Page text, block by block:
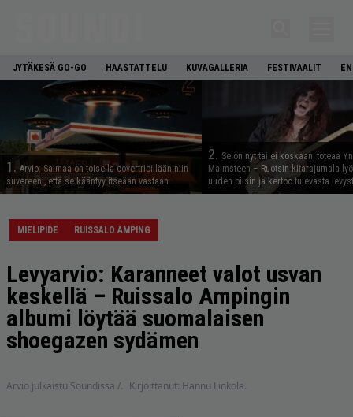
JYTÄKESÄ GO-GO HAASTATTELU KUVAGALLERIA FESTIVAALIT
1. Arvio: Saimaa on toisella covertripillään niin
suvereeni, että se kääntyy itseään vastaan
2. Se on nyt tai ei koskaan, toteaa
Malmsteen – Ruotsin kitarajumala
uuden biisin ja kertoo tulevasta
MIELIPIDE RUISSALO AMPING
Levyarvio: Karanneet valot usvan
keskellä – Ruissalo Ampingin
albumi löytää suomalaisen
shoegazen sydämen
Arvio julkaistu Soundissa /. Kirjoittanut: Hannu Linkola.